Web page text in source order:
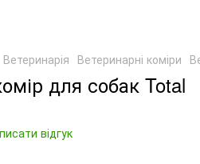
Ветеринарія Ветеринарні коміри
для собак Total
відгук